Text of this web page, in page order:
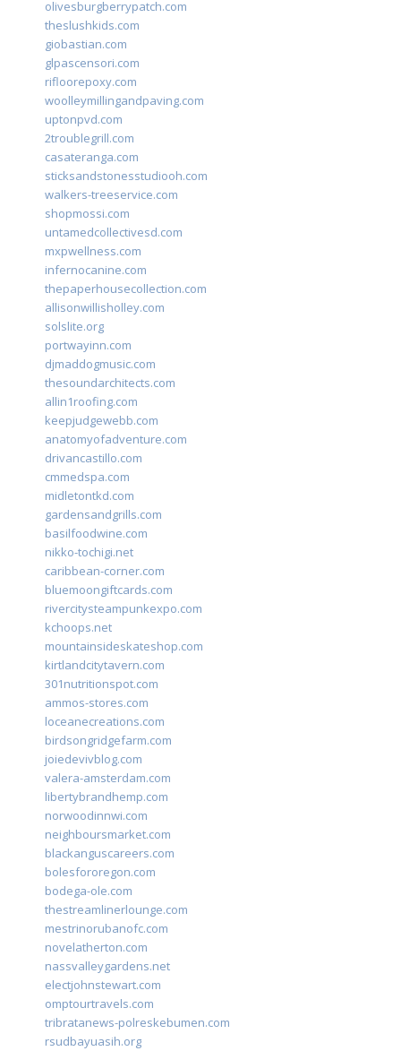
olivesburgberrypatch.com
theslushkids.com
giobastian.com
glpascensori.com
rifloorepoxy.com
woolleymillingandpaving.com
uptonpvd.com
2troublegrill.com
casateranga.com
sticksandstonesstudiooh.com
walkers-treeservice.com
shopmossi.com
untamedcollectivesd.com
mxpwellness.com
infernocanine.com
thepaperhousecollection.com
allisonwillisholley.com
solslite.org
portwayinn.com
djmaddogmusic.com
thesoundarchitects.com
allin1roofing.com
keepjudgewebb.com
anatomyofadventure.com
drivancastillo.com
cmmedspa.com
midletontkd.com
gardensandgrills.com
basilfoodwine.com
nikko-tochigi.net
caribbean-corner.com
bluemoongiftcards.com
rivercitysteampunkexpo.com
kchoops.net
mountainsideskateshop.com
kirtlandcitytavern.com
301nutritionspot.com
ammos-stores.com
loceanecreations.com
birdsongridgefarm.com
joiedevivblog.com
valera-amsterdam.com
libertybrandhemp.com
norwoodinnwi.com
neighboursmarket.com
blackanguscareers.com
bolesfororegon.com
bodega-ole.com
thestreamlinerlounge.com
mestrinorubanofc.com
novelatherton.com
nassvalleygardens.net
electjohnstewart.com
omptourtravels.com
tribratanews-polreskebumen.com
rsudbayuasih.org